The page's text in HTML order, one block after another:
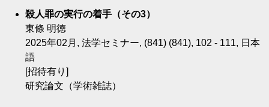
殺人罪の実行の着手（その3）
東條 明徳
2025年02月, 法学セミナー, (841) (841), 102 - 111, 日本
語
[招待有り]
研究論文（学術雑誌）